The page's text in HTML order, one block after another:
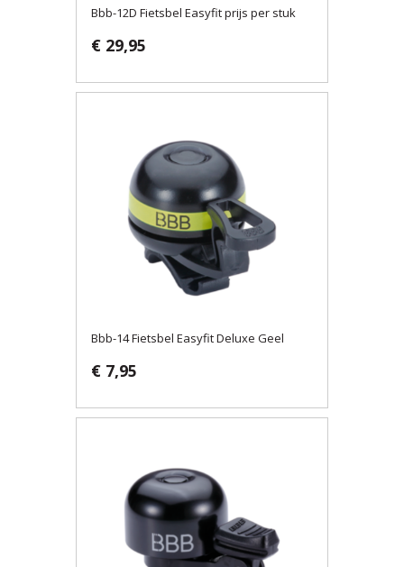
Bbb-12D Fietsbel Easyfit prijs per stuk
€ 29,95
Bbb-14 Fietsbel Easyfit Deluxe Geel
€ 7,95